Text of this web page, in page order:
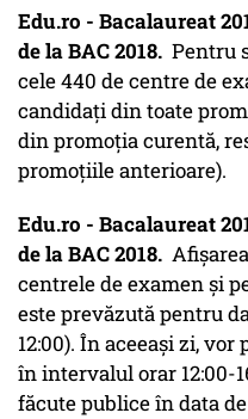
Edu.ro - Bacalaureat
de la BAC 2018. Pentru
cele 440 de centre de
candidaţi din toate
din promoția curentă,
promoțiile anterioare).
Edu.ro - Bacalaureat
de la BAC 2018.
centrele de examen și
este prevăzută pentru
12:00). În aceeaşi zi,
în intervalul orar 12:00-
făcute publice în data